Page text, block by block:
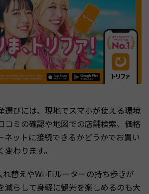
選びには、現地でスマホが使える環境
コミの確認や地図での店舗検索、価格
ネットに接続できるかどうかでお買い
わります。
替えやWi-Fiルーターの持ち歩きが
減らして身軽に観光を楽しめるのも大